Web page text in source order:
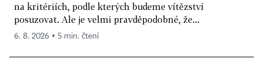
na kritériích, podle kterých budeme vítězství
posuzovat. Ale je velmi pravděpodobné, že...
6. 8. 2026 ▪ 5 min. čtení